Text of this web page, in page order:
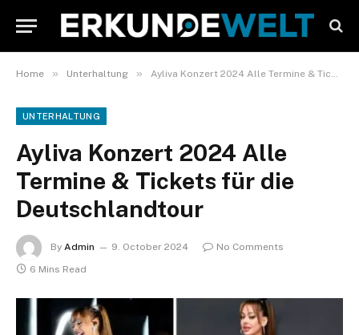
Home » Unterhaltung » Ayliva Konzert 2024 Alle Termine & Tickets für die Deutschlandtour
UNTERHALTUNG
Ayliva Konzert 2024 Alle
Termine & Tickets für die
Deutschlandtour
By Admin 9. October 2024
No Comments
6 Mins Read